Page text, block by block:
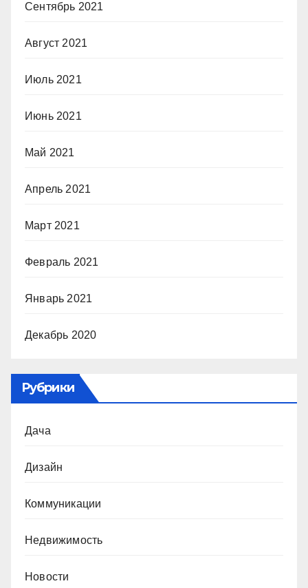
Сентябрь 2021
Август 2021
Июль 2021
Июнь 2021
Май 2021
Апрель 2021
Март 2021
Февраль 2021
Январь 2021
Декабрь 2020
Рубрики
Дача
Дизайн
Коммуникации
Недвижимость
Новости